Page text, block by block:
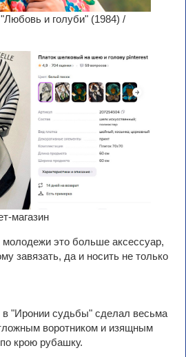
и голуби" (1984) /
магазин
это больше аксессуар,
завязать, да и носить не только
"Иронии судьбы" сделал весьма
воротником и изящным
крою рубашку.